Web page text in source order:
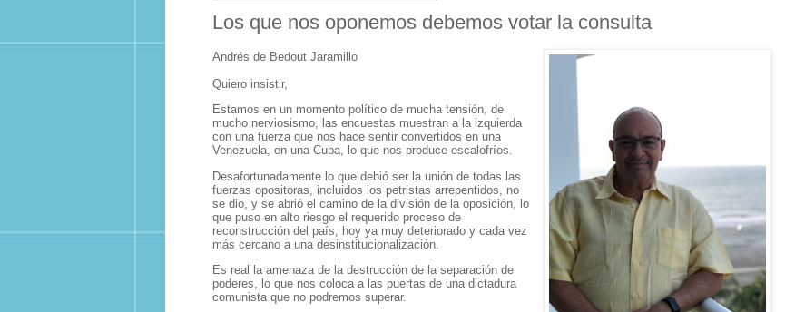
Los que nos oponemos debemos votar la consulta
Andrés de Bedout Jaramillo
Quiero insistir,
Estamos en un momento político de mucha tensión, de
mucho nerviosismo, las encuestas muestran a la izquierda
con una fuerza que nos hace sentir convertidos en una
Venezuela, en una Cuba, lo que nos produce escalofríos.
Desafortunadamente lo que debió ser la unión de todas las
fuerzas opositoras, incluidos los petristas arrepentidos, no
se dio, y se abrió el camino de la división de la oposición, lo
que puso en alto riesgo el requerido proceso de
reconstrucción del país, hoy ya muy deteriorado y cada vez
más cercano a una desinstitucionalización.
Es real la amenaza de la destrucción de la separación de
poderes, lo que nos coloca a las puertas de una dictadura
comunista que no podremos superar.